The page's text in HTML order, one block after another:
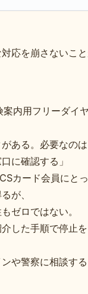
応を崩さないこ
内用フリーダイ
ある。必要なのは
に確認する」
カード会員にと
が、
ゼロではない。
した手順で停止
や警察に相談す